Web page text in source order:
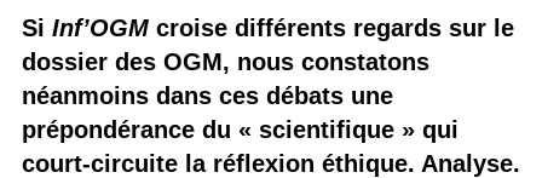
Si Inf’OGMcroise différents regards sur le
dossier des OGM, nous constatons
néanmoins dans ces débats une
prépondérance du « scientifique » qui
court-circuite la réflexion éthique. Analyse.